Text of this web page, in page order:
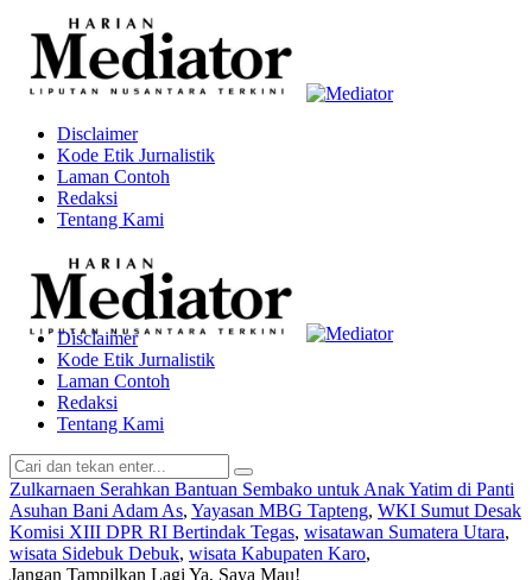
Disclaimer
Kode Etik Jurnalistik
Laman Contoh
Redaksi
Tentang Kami
Disclaimer
Kode Etik Jurnalistik
Laman Contoh
Redaksi
Tentang Kami
Zulkarnaen Serahkan Bantuan Sembako untuk Anak Yatim di Panti
Asuhan Bani Adam As, Yayasan MBG Tapteng, WKI Sumut Desak
Komisi XIII DPR RI Bertindak Tegas, wisatawan Sumatera Utara,
wisata Sidebuk Debuk, wisata Kabupaten Karo,
Jangan Tampilkan Lagi Ya, Saya Mau!